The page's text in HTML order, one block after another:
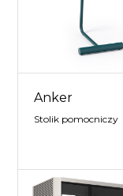
Anker
Stolik pomocniczy